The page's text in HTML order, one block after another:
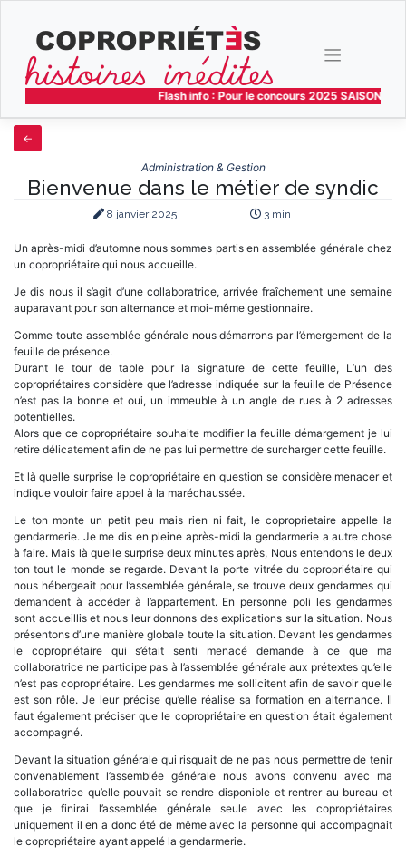
content
Flash info : Pour le concours 2025 SAISON 4
Administration & Gestion
Bienvenue dans le métier de syndic
8 janvier 2025 3 min
Un après-midi d’automne nous sommes partis en assemblée générale chez
un copropriétaire qui nous accueille.
Je dis nous il s’agit d’une collaboratrice, arrivée fraîchement une semaine
auparavant pour son alternance et moi-même gestionnaire.
Comme toute assemblée générale nous démarrons par l’émergement de la
feuille de présence.
Durant le tour de table pour la signature de cette feuille, L’un des
copropriétaires considère que l’adresse indiquée sur la feuille de Présence
n’est pas la bonne et oui, un immeuble à un angle de rues à 2 adresses
potentielles.
Alors que ce copropriétaire souhaite modifier la feuille démargement je lui
retire délicatement afin de ne pas lui permettre de surcharger cette feuille.
Et là quelle surprise le copropriétaire en question se considère menacer et
indique vouloir faire appel à la maréchaussée.
Le ton monte un petit peu mais rien ni fait, le coproprietaire appelle la
gendarmerie. Je me dis en pleine après-midi la gendarmerie a autre chose
à faire. Mais là quelle surprise deux minutes après, Nous entendons le deux
ton tout le monde se regarde. Devant la porte vitrée du copropriétaire qui
nous hébergeait pour l’assemblée générale, se trouve deux gendarmes qui
demandent à accéder à l’appartement. En personne poli les gendarmes
sont accueillis et nous leur donnons des explications sur la situation. Nous
présentons d’une manière globale toute la situation. Devant les gendarmes
le copropriétaire qui s’était senti menacé demande à ce que ma
collaboratrice ne participe pas à l’assemblée générale aux prétextes qu’elle
n’est pas copropriétaire. Les gendarmes me sollicitent afin de savoir quelle
est son rôle. Je leur précise qu’elle réalise sa formation en alternance. Il
faut également préciser que le copropriétaire en question était également
accompagné.
Devant la situation générale qui risquait de ne pas nous permettre de tenir
convenablement l’assemblée générale nous avons convenu avec ma
collaboratrice qu’elle pouvait se rendre disponible et rentrer au bureau et
que je finirai l’assemblée générale seule avec les copropriétaires
uniquement il en a donc été de même avec la personne qui accompagnait
le copropriétaire ayant appelé la gendarmerie.